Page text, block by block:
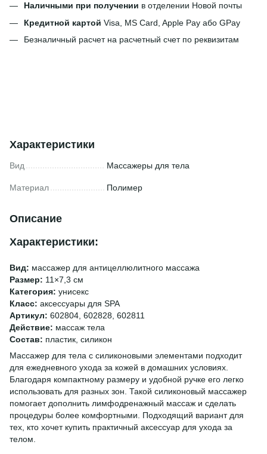
Наличными при получении в отделении Новой почты
Кредитной картой Visa, MS Card, Apple Pay або GPay
Безналичный расчет на расчетный счет по реквизитам
Характеристики
Вид Массажеры для тела
Материал Полимер
Описание
Характеристики:
Вид: массажер для антицеллюлитного массажа
Размер: 11×7,3 см
Категория: унисекс
Класс: аксессуары для SPA
Артикул: 602804, 602828, 602811
Действие: массаж тела
Состав: пластик, силикон
Массажер для тела с силиконовыми элементами подходит
для ежедневного ухода за кожей в домашних условиях.
Благодаря компактному размеру и удобной ручке его легко
использовать для разных зон. Такой силиконовый массажер
помогает дополнить лимфодренажный массаж и сделать
процедуры более комфортными. Подходящий вариант для
тех, кто хочет купить практичный аксессуар для ухода за
телом.